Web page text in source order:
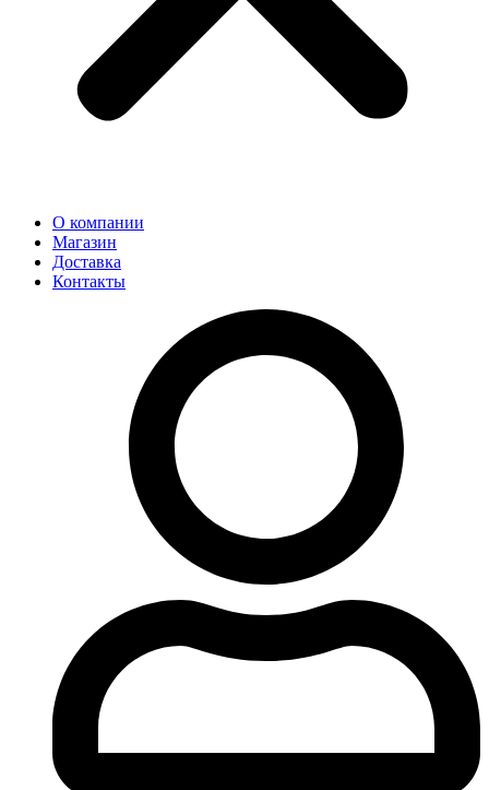
О компании
Магазин
Доставка
Контакты